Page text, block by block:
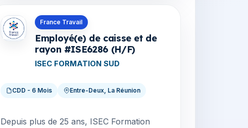
France Travail
Employé(e) de caisse et de
rayon #ISE6286 (H/F)
ISEC FORMATION SUD
CDD - 6 Mois Entre-Deux, La Réunion
Depuis plus de 25 ans, ISEC Formation
Offres en La Réunion